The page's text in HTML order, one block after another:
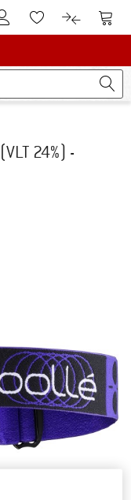
Vers le compte client
Vers la liste
Vers le
24%) -